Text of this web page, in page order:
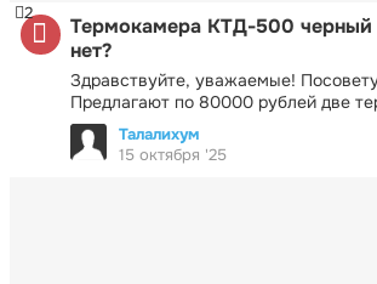
Термокамера КТД-500 черный
нет?
Здравствуйте, уважаемые!
Предлагают по 80000 рублей две
2
Талалихум
15 октября '25